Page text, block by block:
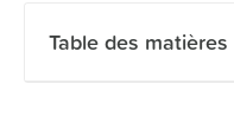
Table des matières